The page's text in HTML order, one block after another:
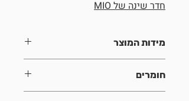
חדר שינה של MIO
מידות המוצר
גובה: 25 ס"מ
חומרים